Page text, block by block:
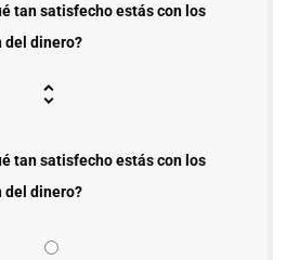
tan satisfecho estás con los
del dinero?
tan satisfecho estás con los
del dinero?